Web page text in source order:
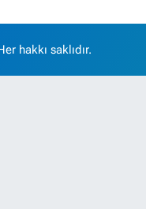
hakkı saklıdır.